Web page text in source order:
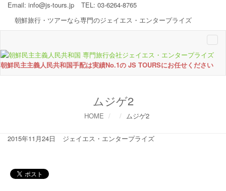
Email: info@js-tours.jp
TEL: 03-6264-8765
朝鮮旅行・ツアーなら専門のジェイエス・エンタープライズ
朝鮮民主主義人民共和国手配は実績No.1の JS TOURSにお任せください
ムジゲ2
HOME ムジゲ2
2015年11月24日 ジェイエス・エンタープライズ